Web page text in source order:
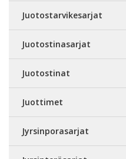
Juotostarvikesarjat
Juotostinasarjat
Juotostinat
Juottimet
Jyrsinporasarjat